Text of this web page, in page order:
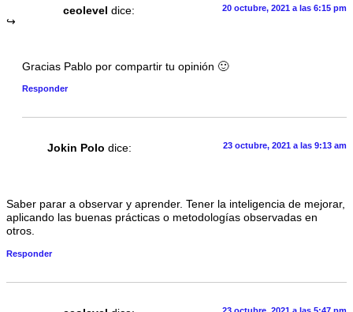
ceolevel dice: 20 octubre, 2021 a las 6:15 pm
Gracias Pablo por compartir tu opinión 🙂
Responder
Jokin Polo dice: 23 octubre, 2021 a las 9:13 am
Saber parar a observar y aprender. Tener la inteligencia de mejorar,
aplicando las buenas prácticas o metodologías observadas en
otros.
Responder